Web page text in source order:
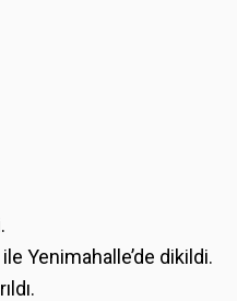
Yenimahalle’de dikildi.